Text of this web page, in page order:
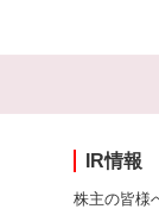
IR情報
株主の皆様